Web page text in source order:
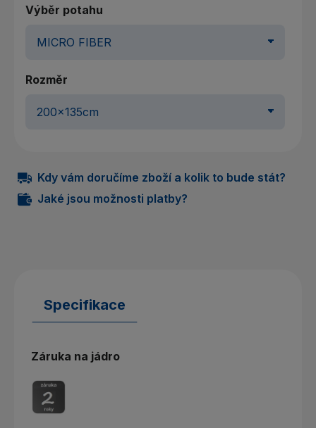
Výběr potahu
Rozměr
Kdy vám doručíme zboží a kolik to bude stát?
Jaké jsou možnosti platby?
Specifikace
Záruka na jádro